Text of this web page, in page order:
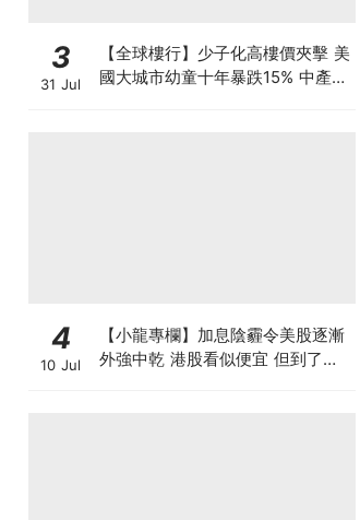
3
31 Jul
【全球樓行】少子化高樓價夾擊 美
國大城市幼童十年暴跌15% 中產家
4
10 Jul
【小龍專欄】加息陰霾令美股逐漸
外強中乾 港股看似便宜 但到了撈